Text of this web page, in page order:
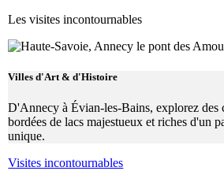
Les visites incontournables
Villes d'Art & d'Histoire
D'Annecy à Évian-les-Bains, explorez des
bordées de lacs majestueux et riches d'un
unique.
Visites incontournables